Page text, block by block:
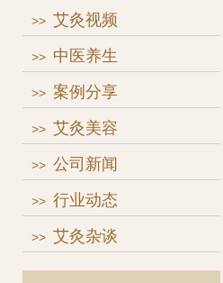
>> 艾灸视频
>> 中医养生
>> 案例分享
>> 艾灸美容
>> 公司新闻
>> 行业动态
>> 艾灸杂谈